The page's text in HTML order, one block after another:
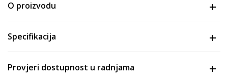
O proizvodu
Specifikacija
Provjeri dostupnost u radnjama